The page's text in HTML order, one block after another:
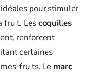
pour stimuler
fruit. Lescoquilles
renforcent
certaines
fruits. Le marc